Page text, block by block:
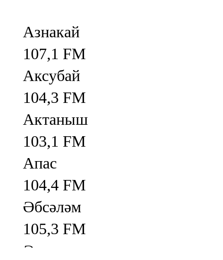
Азнакай
107,1 FM
Аксубай
104,3 FM
Актаныш
103,1 FM
Апас
104,4 FM
Әбсәләм
105,3 FM
Әлмәт